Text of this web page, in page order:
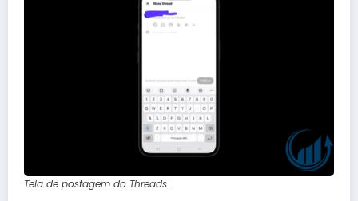
Tela de postagem do Threads.